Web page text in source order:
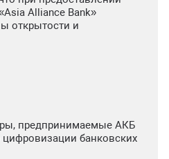
Alliance Bank»
открытости и
предпринимаемые АКБ
банковских